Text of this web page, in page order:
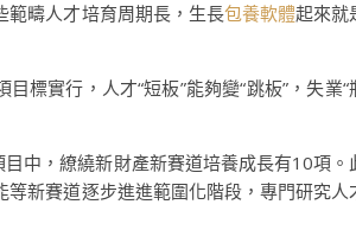
範疇人才培育周期長，生長包養軟體起來就
標實行，人才“短板”能夠變“跳板”，失業“
中，繚繞新財產新賽道培養成長有10項。
等新賽道逐步進進範圍化階段，專門研究人